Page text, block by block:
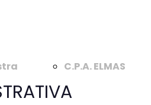
C.P.A. ELMAS